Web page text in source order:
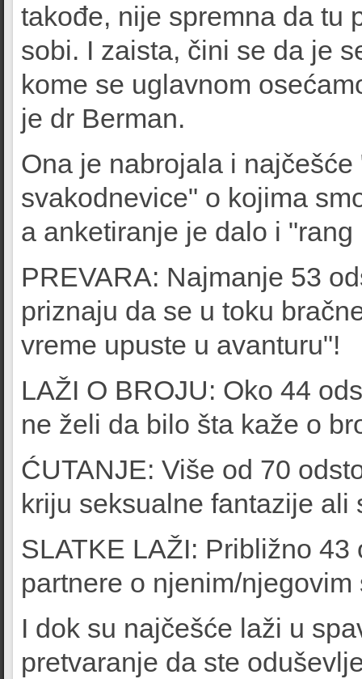
takođe, nije spremna da tu
sobi. I zaista, čini se da je
kome se uglavnom
je dr Berman.
Ona je nabrojala i
svakodnevice" o kojima
a anketiranje je dalo i "rang
PREVARA: Najmanje 53
priznaju da se u toku
vreme upuste u avanturu"!
LAŽI O BROJU: Oko 44
ne želi da bilo šta kaže o
ĆUTANJE: Više od 70
kriju seksualne fantazije ali
SLATKE LAŽI: Približno
partnere o njenim/
I dok su najčešće laži u
pretvaranje da ste